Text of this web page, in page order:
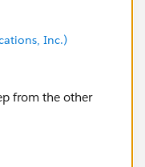
Inc.)
from the other